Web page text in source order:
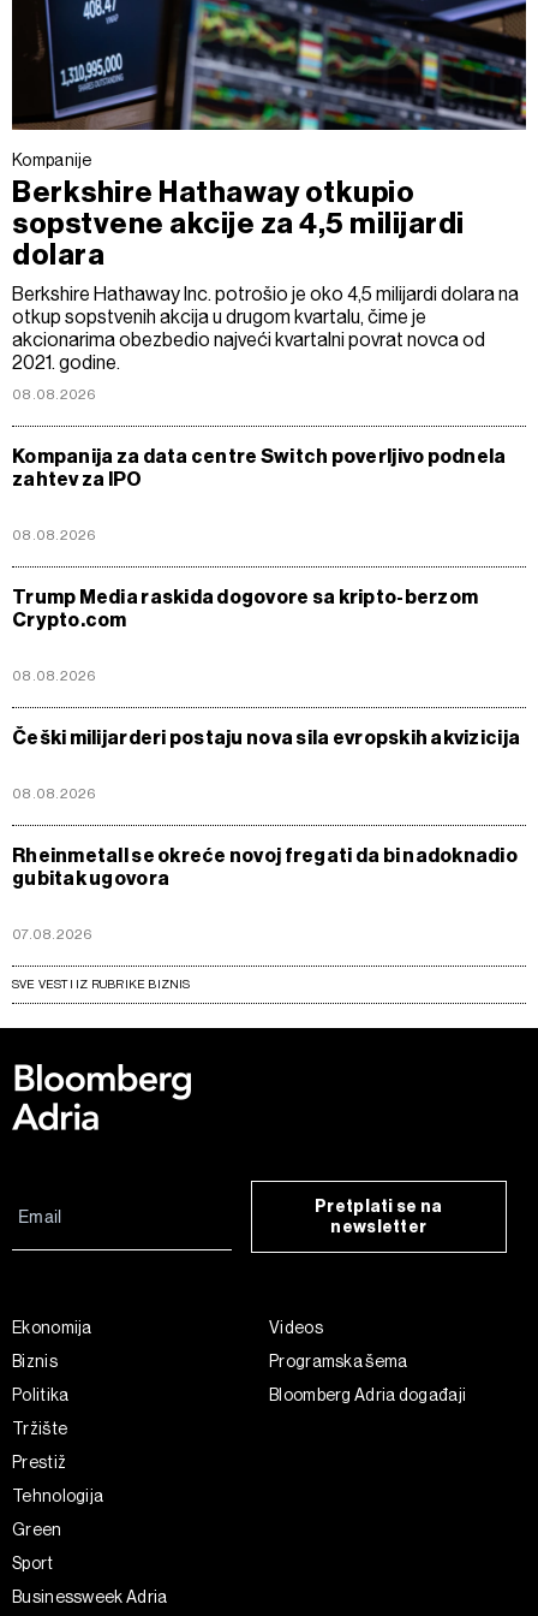
Kompanije
Berkshire Hathaway otkupio
sopstvene akcije za 4,5 milijardi
dolara
Berkshire Hathaway Inc. potrošio je oko 4,5 milijardi dolara na
otkup sopstvenih akcija u drugom kvartalu, čime je
akcionarima obezbedio najveći kvartalni povrat novca od
2021. godine.
08.08.2026
Kompanija za data centre Switch poverljivo podnela
zahtev za IPO
08.08.2026
Trump Media raskida dogovore sa kripto-berzom
Crypto.com
08.08.2026
Češki milijarderi postaju nova sila evropskih akvizicija
08.08.2026
Rheinmetall se okreće novoj fregati da bi nadoknadio
gubitak ugovora
07.08.2026
SVE VESTI IZ RUBRIKE BIZNIS
Pretplati se na
newsletter
Ekonomija
Biznis
Politika
Tržište
Prestiž
Tehnologija
Green
Sport
Businessweek Adria
Videos
Programska šema
Bloomberg Adria događaji